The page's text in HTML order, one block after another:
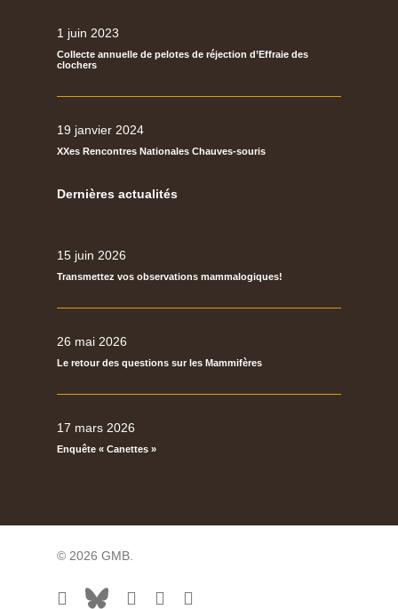
1 juin 2023
Collecte annuelle de pelotes de réjection d’Effraie des
clochers
19 janvier 2024
XXes Rencontres Nationales Chauves-souris
Dernières actualités
15 juin 2026
Transmettez vos observations mammalogiques!
26 mai 2026
Le retour des questions sur les Mammifères
17 mars 2026
Enquête « Canettes »
© 2026 GMB.
facebook
bluesky vimeoRSS flickr